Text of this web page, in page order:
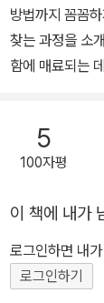
방법까지 꼼꼼
찾는 과정을 소
함에 매료되는
적인 지시가
마당에서는 미
를 이미지로 만
배웁니다. 때로
활용할 수 있는
히 만나 보세요.
저니 활용 역량
5
100자평
이 책에 내가
로그인하면 내
로그인하기